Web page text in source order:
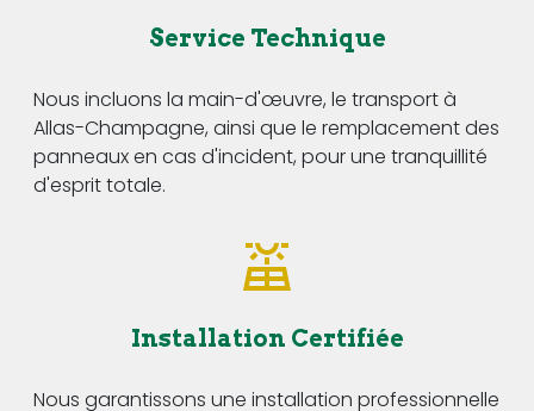
Service Technique
Nous incluons la main-d'œuvre, le transport à
Allas-Champagne, ainsi que le remplacement des
panneaux en cas d'incident, pour une tranquillité
d'esprit totale.
Installation Certifiée
Nous garantissons une installation professionnelle